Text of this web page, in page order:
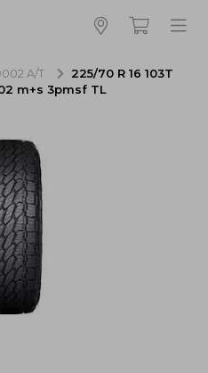
A/T
225/70 R 16 103T
m+s 3pmsf TL